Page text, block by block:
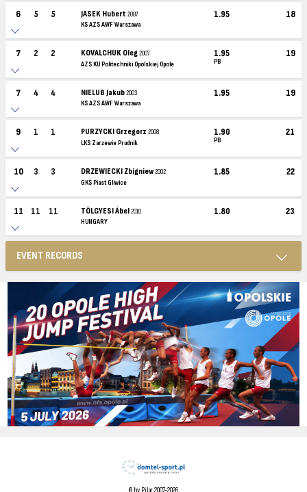
6 5 5 JASEK Hubert2007
KS AZS AWF Warszawa
1.95 18
7 2 2 KOVALCHUK Oleg2007
AZS KU Politechniki Opolskiej Opole
1.95
PB
19
7 4 4 NIELUB Jakub2003
KS AZS AWF Warszawa
1.95 19
9 1 1 PURZYCKI Grzegorz2008
LKS Zarzewie Prudnik
1.90
PB
21
10 3 3 DRZEWIECKI Zbigniew2002
GKS Piast Gliwice
1.85 22
11 11 11 TÖLGYESI Ábel2010
HUNGARY
1.80 23
EVENT RECORDS
© by Pilar 2007-2026